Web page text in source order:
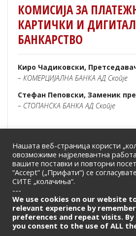
КОМИСИЈА ЗА
КАРТИЧКИ И
БАНКАРСТВО
Киро Чадиковски,
– КОМЕРЦИЈАЛНА БАНКА АД Скопје
Стефан Пеповски, Заменик
– СТОПАНСКА БАНКА АД Скопје
ПОЧЕТНА
© 2026 | Македонска
Само за
Нашата веб-страница користи
овозможиме најрелевантна
вашите поставки и повторни
“Accept” („Прифати“) се
СИТЕ „колачиња“.
---
We use cookies on our website
relevant experience by
preferences and repeat visits. By
you consent to the use of ALL